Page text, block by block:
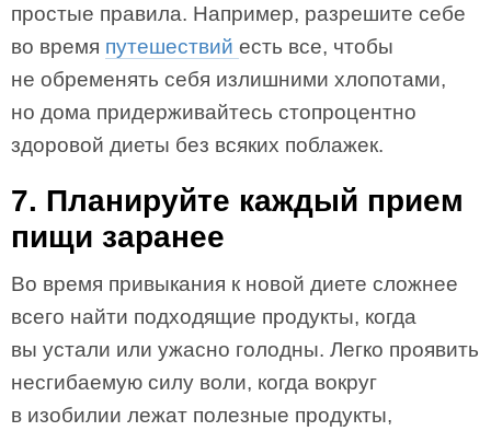
простые правила. Например, разрешите себе
во время путешествий есть все, чтобы
не обременять себя излишними хлопотами,
но дома придерживайтесь стопроцентно
здоровой диеты без всяких поблажек.
7. Планируйте каждый прием
пищи заранее
Во время привыкания к новой диете сложнее
всего найти подходящие продукты, когда
вы устали или ужасно голодны. Легко проявить
несгибаемую силу воли, когда вокруг
в изобилии лежат полезные продукты,